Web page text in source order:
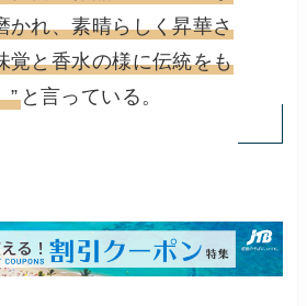
かれ、素晴らしく昇華さ
覚と香水の様に伝統をも
”と言っている。